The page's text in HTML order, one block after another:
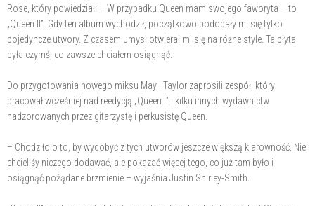
Rose, który powiedział: – W przypadku Queen mam swojego faworyta – to
„Queen II”. Gdy ten album wychodził, początkowo podobały mi się tylko
pojedyncze utwory. Z czasem umysł otwierał mi się na różne style. Ta płyta
była czymś, co zawsze chciałem osiągnąć.
Do przygotowania nowego miksu May i Taylor zaprosili zespół, który
pracował wcześniej nad reedycją „Queen I” i kilku innych wydawnictw
nadzorowanych przez gitarzystę i perkusistę Queen.
– Chodziło o to, by wydobyć z tych utworów jeszcze większą klarowność. Nie
chcieliśy niczego dodawać, ale pokazać więcej tego, co już tam było i
osiągnąć pożądane brzmienie – wyjaśnia Justin Shirley-Smith.